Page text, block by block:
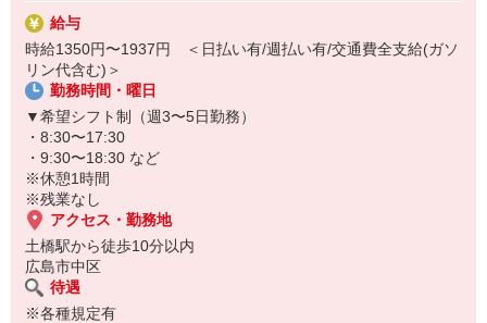
など
≪無料の資格取得支援制度あり≫
「介護の知識がないから不安…」そんな方もご安心ください！
あなたのキャリアアップを全面的にサポートします◎未経験から初
任者研修、実務者研修の介護資格を取得可能です♪
あなたの「成長したい」気持ちを全力で応援します◎
まずは見学だけでもOK！お気軽にお問い合わせください。
優しい先輩たちが、あなたの新しい一歩を温かくサポートします。
給与
時給1350円〜1937円 ＜日払い有/週払い有/交通費全支給(ガソ
リン代含む)＞
勤務時間・曜日
▼希望シフト制（週3〜5日勤務）
・8:30〜17:30
・9:30〜18:30 など
※休憩1時間
※残業なし
アクセス・勤務地
土橋駅から徒歩10分以内
広島市中区
待遇
※各種規定有